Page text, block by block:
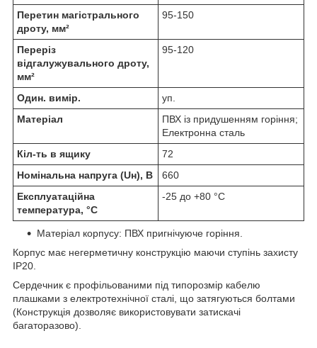
Перетин магістрального
дроту, мм²
95-150
Переріз
відгалужувального дроту,
мм²
95-120
Один. вимір.
уп.
Матеріал
ПВХ із придушенням горіння;
Електронна сталь
Кіл-ть в ящику
72
Номінальна напруга (Uн), В
660
Експлуатаційна
температура, °C
-25 до +80 °C
Матеріал корпусу: ПВХ пригнічуюче горіння.
Корпус має негерметичну конструкцію маючи ступінь захисту
IP20.
Сердечник є профільованими під типорозмір кабелю
плашками з електротехнічної сталі, що затягуються болтами
(Конструкція дозволяє використовувати затискачі
багаторазово).